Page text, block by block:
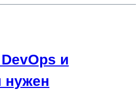
и
нужен